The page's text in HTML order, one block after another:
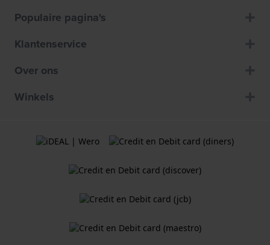
Populaire pagina's
Klantenservice
Over ons
Winkels